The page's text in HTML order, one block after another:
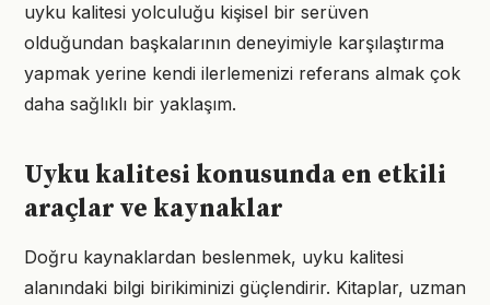
uyku kalitesi yolculuğu kişisel bir serüven
olduğundan başkalarının deneyimiyle karşılaştırma
yapmak yerine kendi ilerlemenizi referans almak çok
daha sağlıklı bir yaklaşım.
Uyku kalitesi konusunda en etkili
araçlar ve kaynaklar
Doğru kaynaklardan beslenmek, uyku kalitesi
alanındaki bilgi birikiminizi güçlendirir. Kitaplar, uzman